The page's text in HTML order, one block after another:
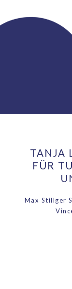
TANJA
FÜR
Max Stillger